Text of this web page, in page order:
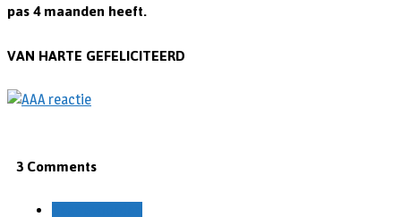
pas 4 maanden heeft.
VAN HARTE GEFELICITEERD
3 Comments